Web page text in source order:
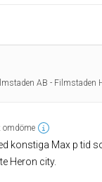
AB - Filmstaden
omdöme
konstiga Max p tid
Heron city.